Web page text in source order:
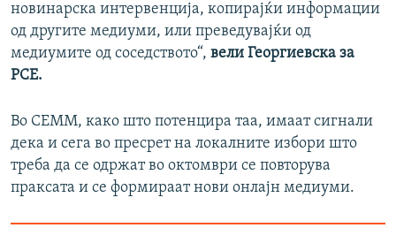
новинарска интервенција, копирајќи информации
од другите медиуми, или преведувајќи од
медиумите од соседството“, вели Георгиевска за
РСЕ.
Во СЕММ, како што потенцира таа, имаат сигнали
дека и сега во пресрет на локалните избори што
треба да се одржат во октомври се повторува
праксата и се формираат нови онлајн медиуми.